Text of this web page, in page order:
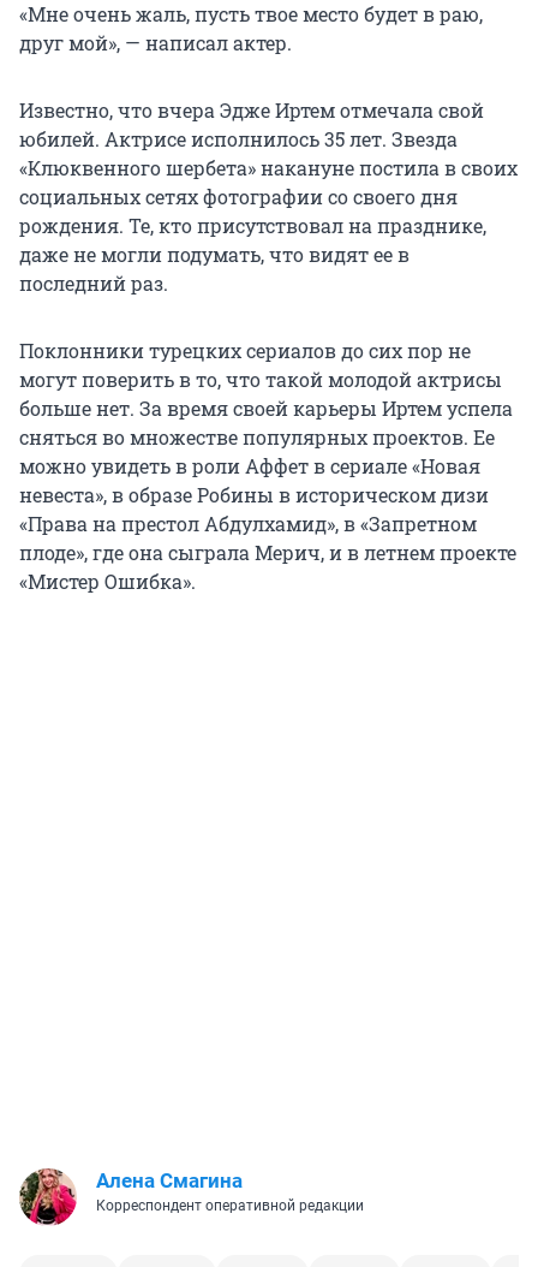
«Мне очень жаль, пусть твое место будет в раю,
друг мой», — написал актер.
Известно, что вчера Эдже Иртем отмечала свой
юбилей. Актрисе исполнилось 35 лет. Звезда
«Клюквенного шербета» накануне постила в своих
социальных сетях фотографии со своего дня
рождения. Те, кто присутствовал на празднике,
даже не могли подумать, что видят ее в
последний раз.
Поклонники турецких сериалов до сих пор не
могут поверить в то, что такой молодой актрисы
больше нет. За время своей карьеры Иртем успела
сняться во множестве популярных проектов. Ее
можно увидеть в роли Аффет в сериале «Новая
невеста», в образе Робины в историческом дизи
«Права на престол Абдулхамид», в «Запретном
плоде», где она сыграла Мерич, и в летнем проекте
«Мистер Ошибка».
Алена Смагина
Корреспондент оперативной редакции